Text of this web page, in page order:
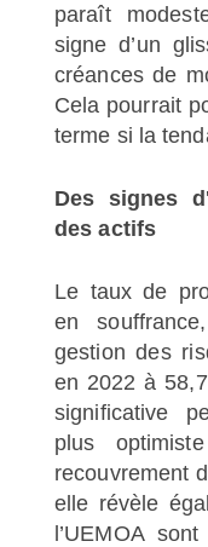
paraît
signe d’un
créances de
Cela pourrait
terme si la
Des signes
des actifs
Le taux de
en
gestion des
en 2022 à
significative
plus
recouvrement
elle révèle
l’UEMOA